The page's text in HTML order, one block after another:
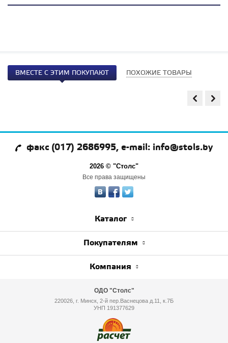
ВМЕСТЕ С ЭТИМ ПОКУПАЮТ ПОХОЖИЕ ТОВАРЫ
факс (017) 2686995, e-mail: info@stols.by
2026 © "Столс"
Все права защищены
Каталог
Покупателям
Компания
ОДО "Столс"
220026, г. Минск, 2-й пер.Васнецова д.11, к.7Б
УНП 191377629